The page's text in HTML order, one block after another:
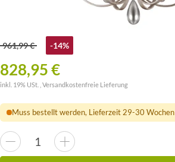
961,99 € -14%
828,95 €
inkl. 19% USt. , Versandkostenfreie Lieferung
Muss bestellt werden, Lieferzeit 29-30 Wochen